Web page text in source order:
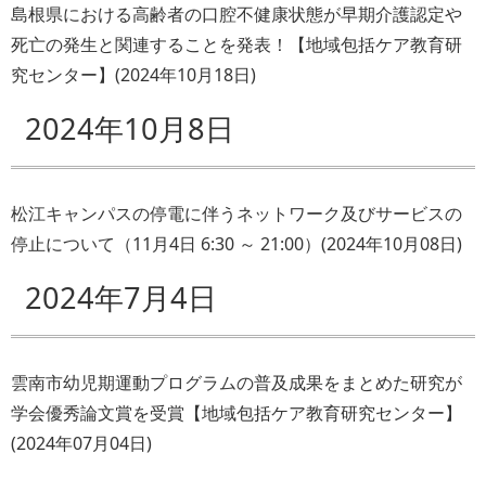
島根県における高齢者の口腔不健康状態が早期介護認定や
死亡の発生と関連することを発表！【地域包括ケア教育研
究センター】 (2024年10月18日)
2024年10月8日
松江キャンパスの停電に伴うネットワーク及びサービスの
停止について（11月4日 6:30 ～ 21:00） (2024年10月08日)
2024年7月4日
雲南市幼児期運動プログラムの普及成果をまとめた研究が
学会優秀論文賞を受賞【地域包括ケア教育研究センター】
(2024年07月04日)